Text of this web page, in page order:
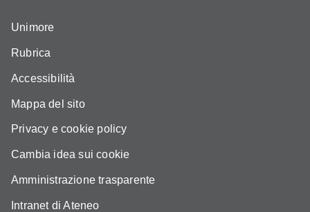
Unimore
Rubrica
Accessibilità
Mappa del sito
Privacy e cookie policy
Cambia idea sui cookie
Amministrazione trasparente
Intranet di Ateneo